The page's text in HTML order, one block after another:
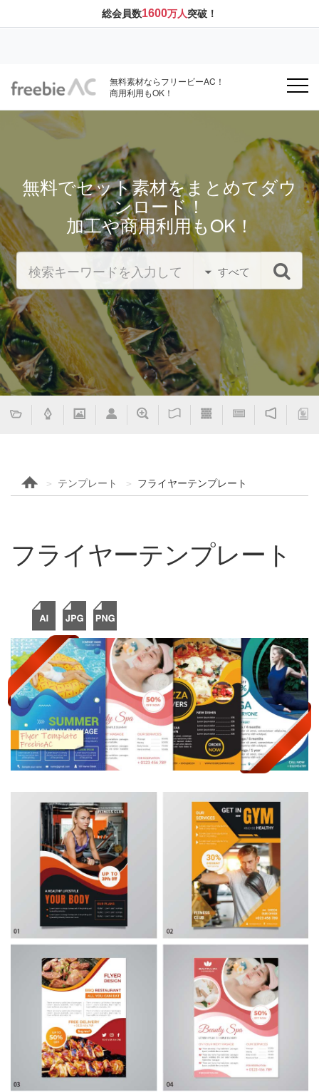
総会員数1600万人突破！
無料素材ならフリービーAC！
商用利用もOK！
無料でセット素材をまとめてダウ
ンロード！
加工や商用利用もOK！
すべて
テンプレート フライヤーテンプレート
フライヤーテンプレート